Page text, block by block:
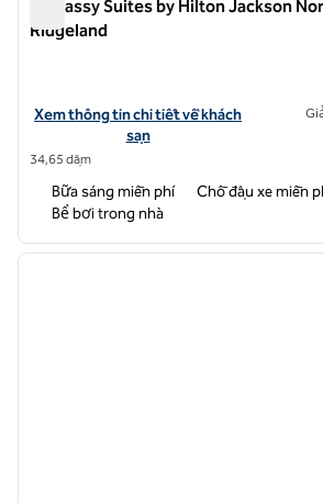
Embassy Suites by Hilton Jackson
Ridgeland
Xem chi tiết khách sạn cho Embassy
Xem thông tin chi tiết về khách
sạn
34,65 dặm
Bữa sáng miễn phí
Chỗ đậu xe miễn
Bể bơi trong nhà
1/12